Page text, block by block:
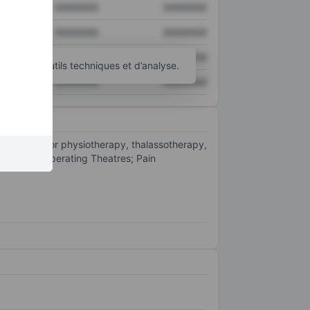
XXXXXXX XXXXXXX
d’autres outils techniques et d’analyse.
for physiotherapy, thalassotherapy,
as Operating Theatres; Pain